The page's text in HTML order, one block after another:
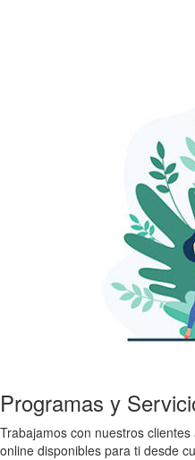
Programas y
Trabajamos con nuestros
online disponibles para ti desde